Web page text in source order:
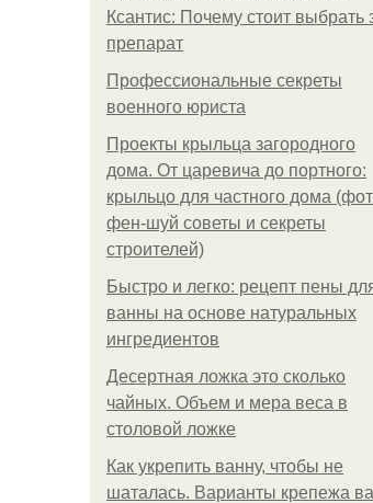
Ксантис: Почему стоит выбрать
препарат
Профессиональные секреты
военного юриста
Проекты крыльца загородного
дома. От царевича до портного:
крыльцо для частного дома
фен-шуй советы и секреты
строителей)
Быстро и легко: рецепт пены
ванны на основе натуральных
ингредиентов
Десертная ложка это сколько
чайных. Объем и мера веса в
столовой ложке
Как укрепить ванну, чтобы не
шаталась. Варианты крепежа